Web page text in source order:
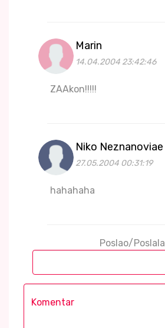
Marin
14.04.2004 23:42:46
ZAAkon!!!!!
Niko Neznanoviae
27.05.2004 00:31:19
hahahaha
Poslao/Poslala